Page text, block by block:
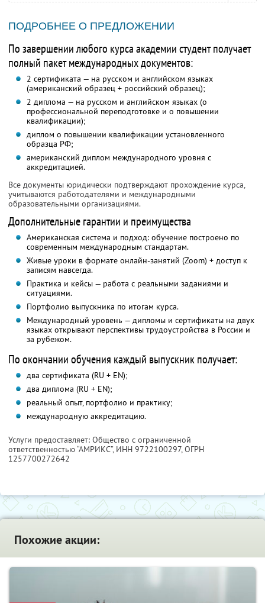
ПОДРОБНЕЕ О ПРЕДЛОЖЕНИИ
По завершении любого курса академии студент получает
полный пакет международных документов:
2 сертификата — на русском и английском языках
(американский образец + российский образец);
2 диплома — на русском и английском языках (о
профессиональной переподготовке и о повышении
квалификации);
диплом о повышении квалификации установленного
образца РФ;
американский диплом международного уровня с
аккредитацией.
Все документы юридически подтверждают прохождение курса,
учитываются работодателями и международными
образовательными организациями.
Дополнительные гарантии и преимущества
Американская система и подход: обучение построено по
современным международным стандартам.
Живые уроки в формате онлайн-занятий (Zoom) + доступ к
записям навсегда.
Практика и кейсы — работа с реальными заданиями и
ситуациями.
Портфолио выпускника по итогам курса.
Международный уровень — дипломы и сертификаты на двух
языках открывают перспективы трудоустройства в России и
за рубежом.
По окончании обучения каждый выпускник получает:
два сертификата (RU + EN);
два диплома (RU + EN);
реальный опыт, портфолио и практику;
международную аккредитацию.
Услуги предоставляет: Общество с ограниченной
ответственностью “АМРИКС”, ИНН 9722100297, ОГРН
1257700272642
Похожие акции: